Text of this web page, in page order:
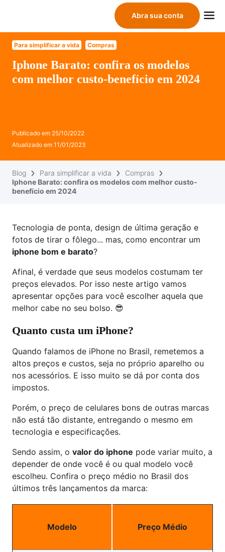
Abra sua conta
Para simplificar a vida Compras
Iphone Barato: confira os modelos
com melhor custo-benefício em 2024
Publicado em 25/10/2022
Atualizado em 11/01/2023
Blog Para simplificar a vida
Compras
Iphone Barato: confira os modelos com melhor custo-
benefício em 2024
Tecnologia de ponta, design de última geração e
fotos de tirar o fôlego... mas, como encontrar um
iphone bom e barato?
Afinal, é verdade que seus modelos costumam ter
preços elevados. Por isso neste artigo vamos
apresentar opções para você escolher aquela que
melhor cabe no seu bolso. 😎
Quanto custa um iPhone?
Quando falamos de iPhone no Brasil, remetemos a
altos preços e custos, seja no próprio aparelho ou
nos acessórios. E isso muito se dá por conta dos
impostos.
Porém, o preço de celulares bons de outras marcas
não está tão distante, entregando o mesmo em
tecnologia e especificações.
Sendo assim, o valor do iphone pode variar muito, a
depender de onde você é ou qual modelo você
escolheu. Confira o preço médio no Brasil dos
últimos três lançamentos da marca:
Modelo Preço Médio